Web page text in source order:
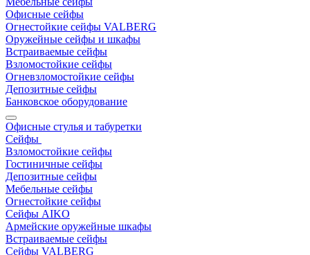
Офисные сейфы
Огнестойкие сейфы VALBERG
Оружейные сейфы и шкафы
Встраиваемые сейфы
Взломостойкие сейфы
Огневзломостойкие сейфы
Депозитные сейфы
Банковское оборудование
Офисные стулья и табуретки
Сейфы
Взломостойкие сейфы
Гостиничные сейфы
Депозитные сейфы
Мебельные сейфы
Огнестойкие сейфы
Сейфы AIKO
Армейские оружейные шкафы
Встраиваемые сейфы
Сейфы VALBERG